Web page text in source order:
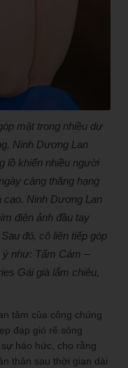
mặt trong nhiều dự
Ninh Dương Lan
lồ khiến nhiều người
càng thăng hạng
cao. Ninh Dương Lan
điện ảnh đầu tay
đó, cô liên tiếp góp
ý như: Tấm Cám –
Gái già lắm chiêu,